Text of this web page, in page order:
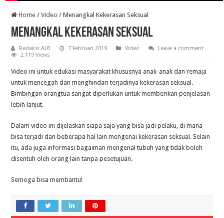
Home / Video / Menangkal Kekerasan Seksual
Menangkal Kekerasan Seksual
Redaksi ALB 7 Februari 2019 Video
Leave a comment
2,119 Views
Video ini untuk edukasi masyarakat khususnya anak-anak dan remaja
untuk mencegah dan menghindari terjadinya kekerasan seksual.
Bimbingan orangtua sangat diperlukan untuk memberikan penjelasan
lebih lanjut.
Dalam video ini dijelaskan siapa saja yang bisa jadi pelaku, di mana
bisa terjadi dan beberapa hal lain mengenai kekerasan seksual. Selain
itu, ada juga informasi bagaiman mengenal tubuh yang tidak boleh
disentuh oleh orang lain tanpa pesetujuan.
Semoga bisa membantu!